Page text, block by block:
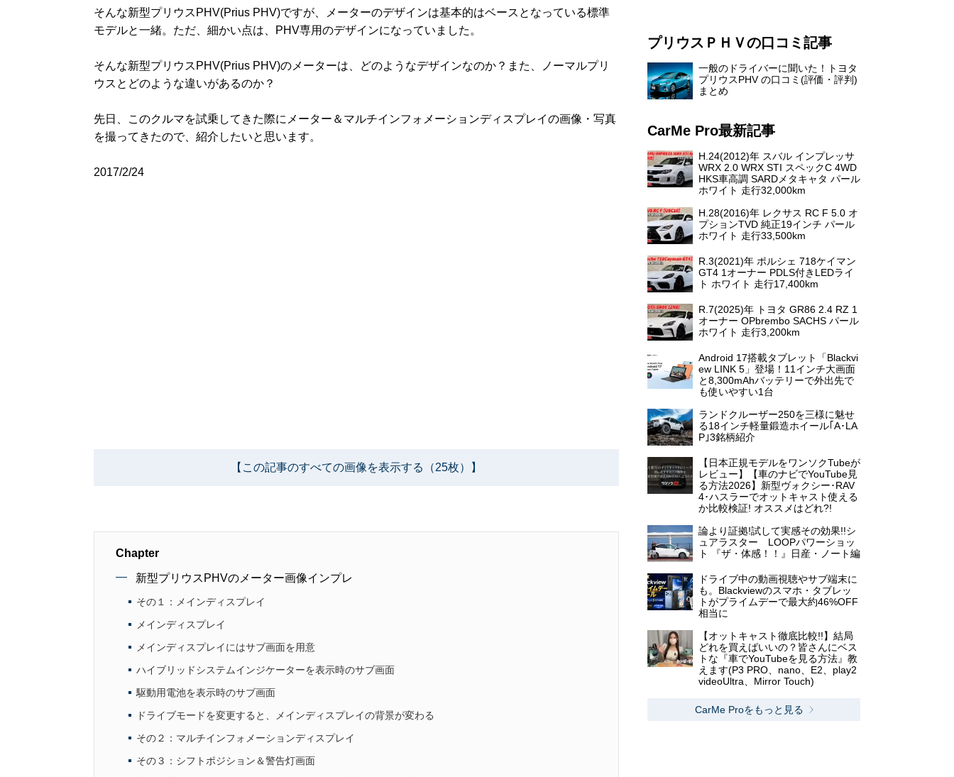
そんな新型プリウスPHV(Prius PHV)ですが、メーターのデザインは基本的はベースとなっている標準
モデルと一緒。ただ、細かい点は、PHV専用のデザインになっていました。
そんな新型プリウスPHV(Prius PHV)のメーターは、どのようなデザインなのか？また、ノーマルプリ
ウスとどのような違いがあるのか？
先日、このクルマを試乗してきた際にメーター＆マルチインフォメーションディスプレイの画像・写真
を撮ってきたので、紹介したいと思います。
2017/2/24
【この記事のすべての画像を表示する（25枚）】
Chapter
新型プリウスPHVのメーター画像インプレ
その１：メインディスプレイ
メインディスプレイ
メインディスプレイにはサブ画面を用意
ハイブリッドシステムインジケーターを表示時のサブ画面
駆動用電池を表示時のサブ画面
ドライブモードを変更すると、メインディスプレイの背景が変わる
その２：マルチインフォメーションディスプレイ
その３：シフトポジション＆警告灯画面
プリウスＰＨＶの口コミ記事
一般のドライバーに聞いた！トヨタ
プリウスPHV の口コミ(評価・評判)
まとめ
CarMe Pro最新記事
H.24(2012)年 スバル インプレッサ
WRX 2.0 WRX STI スペックC 4WD
HKS車高調 SARDメタキャタ パール
ホワイト 走行32,000km
H.28(2016)年 レクサス RC F 5.0 オ
プションTVD 純正19インチ パール
ホワイト 走行33,500km
R.3(2021)年 ポルシェ 718ケイマン
GT4 1オーナー PDLS付きLEDライ
ト ホワイト 走行17,400km
R.7(2025)年 トヨタ GR86 2.4 RZ 1
オーナー OPbrembo SACHS パール
ホワイト 走行3,200km
Android 17搭載タブレット「Blackvi
ew LINK 5」登場！11インチ大画面
と8,300mAhバッテリーで外出先で
も使いやすい1台
ランドクルーザー250を三様に魅せ
る18インチ軽量鍛造ホイール｢A･LA
P｣3銘柄紹介
【日本正規モデルをワンソクTubeが
レビュー】【車のナビでYouTube見
る方法2026】新型ヴォクシー･RAV
4･ハスラーでオットキャスト使える
か比較検証! オススメはどれ?!
論より証拠!試して実感その効果!!シ
ュアラスター LOOPパワーショッ
ト 『ザ・体感！！』日産・ノート編
ドライブ中の動画視聴やサブ端末に
も。Blackviewのスマホ・タブレッ
トがプライムデーで最大約46%OFF
相当に
【オットキャスト徹底比較!!】結局
どれを買えばいいの？皆さんにベス
トな『車でYouTubeを見る方法』教
えます(P3 PRO、nano、E2、play2
videoUltra、Mirror Touch)
CarMe Proをもっと見る